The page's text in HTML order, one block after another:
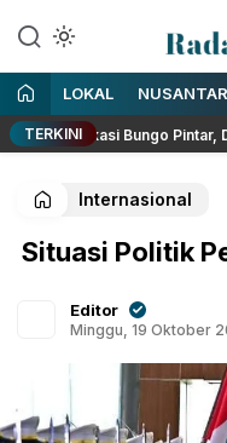
LOKAL
TERKINIBungo Pintar,
Internasional
Situasi Politik
Editor
Minggu, 19 Oktober